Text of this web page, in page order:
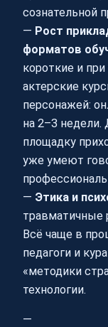
сознательной
— Рост
форматов
короткие и
актерские
персонажей:
на 2–3 недели.
площадку
уже умеют
— Этика и
травматичные
Всё чаще в
педагоги и
«методики
технологии.
—